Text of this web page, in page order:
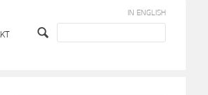
IN ENGLISH